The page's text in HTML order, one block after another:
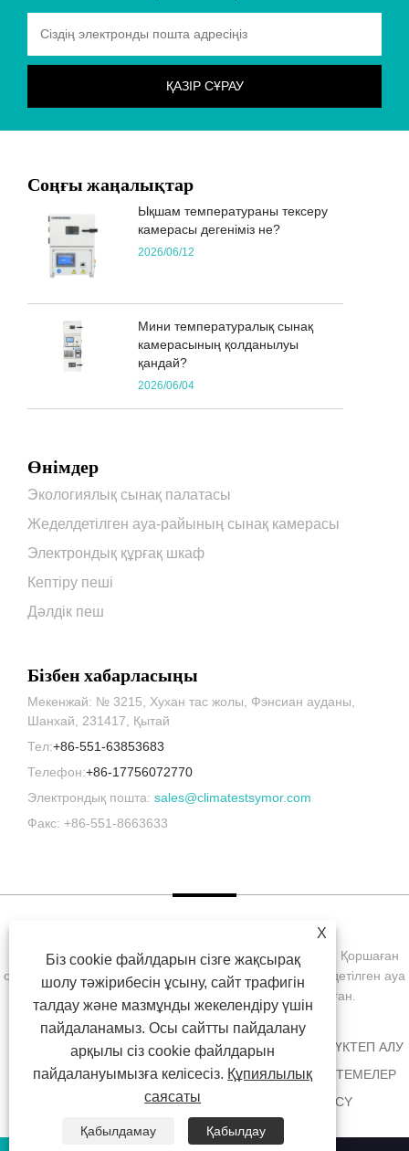
Соңғы жаңалықтар
Ықшам температураны тексеру
камерасы дегеніміз не?
2026/06/12
Мини температуралық сынақ
камерасының қолданылуы
қандай?
2026/06/04
Өнімдер
Экологиялық сынақ палатасы
Жеделдетілген ауа-райының сынақ камерасы
Электрондық құрғақ шкаф
Кептіру пеші
Дәлдік пеш
Бізбен хабарласыңы
Мекенжай: № 3215, Хухан тас жолы, Фэнсиан ауданы,
Шанхай, 231417, Қытай
Тел:+86-551-63853683
Телефон:+86-17756072770
Электрондық пошта: sales@climatestsymor.com
Факс: +86-551-8663633
Copyright © 2022 Symor Instrument Equipment Co., Ltd. Қоршаған
ортаны сынау камерасы, электронды құрғақ шкаф, тездетілген ауа
райы сынақ камерасы Барлық құқықтар қорғалған.
БІЗ ТУРАЛЫ ӨНІМДЕР ЖАҢАЛЫҚТАР
ЖҮКТЕП АЛУ
СҰРАУ ЖІБЕРУ
БІЗБЕН ХАБАРЛАСЫҢЫЗ
СІЛТЕМЕЛЕР
RSS XML PRIVACY POLICY
X
Біз cookie файлдарын сізге жақсырақ
шолу тәжірибесін ұсыну, сайт трафигін
талдау және мазмұнды жекелендіру үшін
пайдаланамыз. Осы сайтты пайдалану
арқылы сіз cookie файлдарын
пайдалануымызға келісесіз. Құпиялылық
саясаты
Қабылдамау
Қабылдау